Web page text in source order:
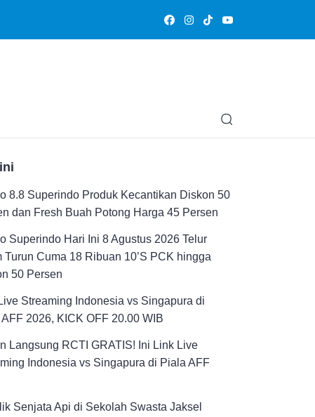
Edukasi
8.8 Superindo Produk Kecantikan Diskon 50
dan Fresh Buah Potong Harga 45 Persen
Superindo Hari Ini 8 Agustus 2026 Telur
Turun Cuma 18 Ribuan 10’S PCK hingga
50 Persen
Streaming Indonesia vs Singapura di
AFF 2026, KICK OFF 20.00 WIB
Langsung RCTI GRATIS! Ini Link Live
Indonesia vs Singapura di Piala AFF
Senjata Api di Sekolah Swasta Jaksel